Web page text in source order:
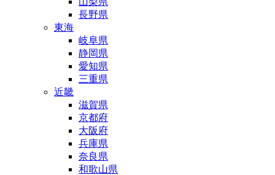
長野県
東海
岐阜県
静岡県
愛知県
三重県
近畿
滋賀県
京都府
大阪府
兵庫県
奈良県
和歌山県